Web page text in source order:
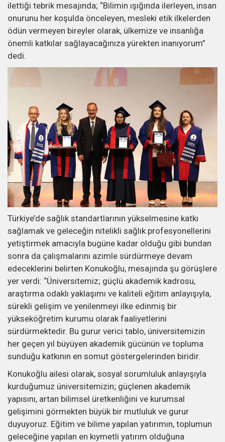
ilettiği tebrik mesajında; “Bilimin ışığında ilerleyen, insan
onurunu her koşulda önceleyen, mesleki etik ilkelerden
ödün vermeyen bireyler olarak, ülkemize ve insanlığa
önemli katkılar sağlayacağınıza yürekten inanıyorum”
dedi.
Türkiye’de sağlık standartlarının yükselmesine katkı
sağlamak ve geleceğin nitelikli sağlık profesyonellerini
yetiştirmek amacıyla bugüne kadar olduğu gibi bundan
sonra da çalışmalarını azimle sürdürmeye devam
edeceklerini belirten Konukoğlu, mesajında şu görüşlere
yer verdi: “Üniversitemiz; güçlü akademik kadrosu,
araştırma odaklı yaklaşımı ve kaliteli eğitim anlayışıyla,
sürekli gelişim ve yenilenmeyi ilke edinmiş bir
yükseköğretim kurumu olarak faaliyetlerini
sürdürmektedir. Bu gurur verici tablo, üniversitemizin
her geçen yıl büyüyen akademik gücünün ve topluma
sunduğu katkının en somut göstergelerinden biridir.
Konukoğlu ailesi olarak, sosyal sorumluluk anlayışıyla
kurduğumuz üniversitemizin; güçlenen akademik
yapısını, artan bilimsel üretkenliğini ve kurumsal
gelişimini görmekten büyük bir mutluluk ve gurur
duyuyoruz. Eğitim ve bilime yapılan yatırımın, toplumun
geleceğine yapılan en kıymetli yatırım olduğuna